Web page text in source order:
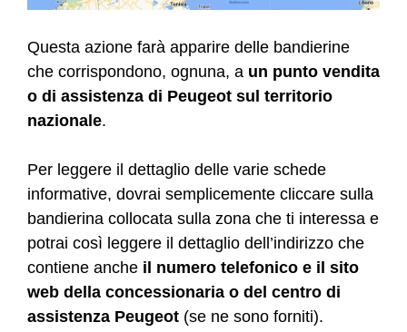
Questa azione farà apparire delle bandierine
che corrispondono, ognuna, a un punto vendita
o di assistenza di Peugeot sul territorio
nazionale.
Per leggere il dettaglio delle varie schede
informative, dovrai semplicemente cliccare sulla
bandierina collocata sulla zona che ti interessa e
potrai così leggere il dettaglio dell’indirizzo che
contiene anche il numero telefonico e il sito
web della concessionaria o del centro di
assistenza Peugeot (se ne sono forniti).